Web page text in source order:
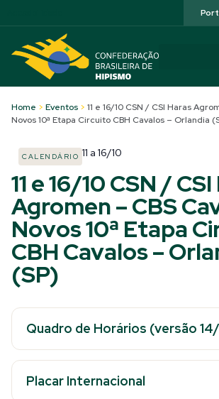
Home > Eventos > 11 e 16/10 CSN / CSI Haras
Novos 10ª Etapa Circuito CBH Cavalos – Orlandia
CALENDÁRIO 11 a 16/10
11 e 16/10 CSN /
Agromen – CBS
Novos 10ª Etapa
CBH Cavalos –
(SP)
Quadro de Horários (versão
Placar Internacional